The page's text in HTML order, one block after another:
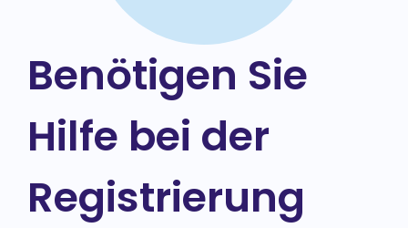
Benötigen Sie
Hilfe bei der
Registrierung